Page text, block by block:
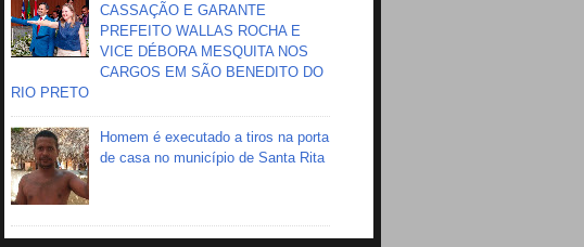
CASSAÇÃO E GARANTE
PREFEITO WALLAS ROCHA E
VICE DÉBORA MESQUITA NOS
CARGOS EM SÃO BENEDITO DO
RIO PRETO
Homem é executado a tiros na porta
de casa no município de Santa Rita